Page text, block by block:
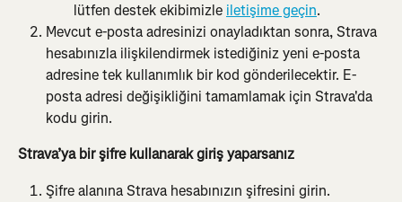
lütfen destek ekibimizle iletişime geçin.
Mevcut e-posta adresinizi onayladıktan sonra, Strava
hesabınızla ilişkilendirmek istediğiniz yeni e-posta
adresine tek kullanımlık bir kod gönderilecektir. E-
posta adresi değişikliğini tamamlamak için Strava'da
kodu girin.
Strava’ya bir şifre kullanarak giriş yaparsanız
Şifre alanına Strava hesabınızın şifresini girin.